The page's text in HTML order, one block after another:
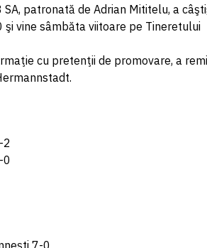
patronată de Adrian Mititelu, a
vine sâmbăta viitoare pe Tineretului
cu pretenţii de promovare, a
2
0
7-0